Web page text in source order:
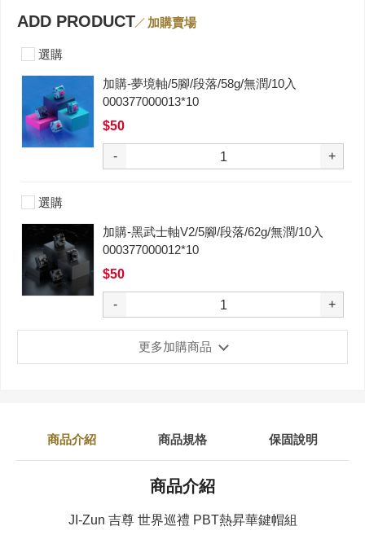
ADD PRODUCT 加購賣場
選購
加購-夢境軸/5腳/段落/58g/無潤/10入
000377000013*10
$50
- +
選購
加購-黑武士軸V2/5腳/段落/62g/無潤/10入
000377000012*10
$50
- +
更多加購商品
商品介紹 商品規格 保固說明
商品介紹
JI-Zun 吉尊 世界巡禮 PBT熱昇華鍵帽組